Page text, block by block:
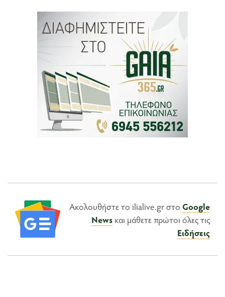
Ακολουθήστε το ilialive.gr στο Google
News και μάθετε πρώτοι όλες τις
Ειδήσεις